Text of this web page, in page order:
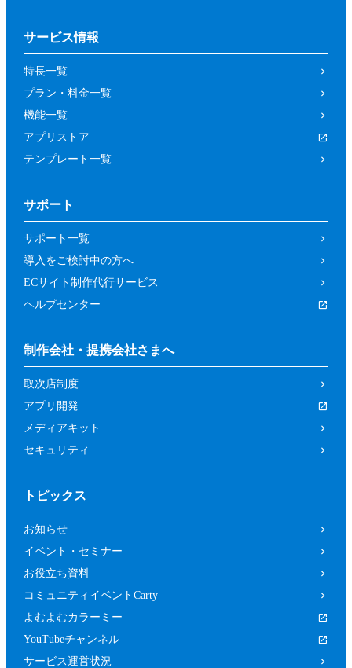
サービス情報
特長一覧
プラン・料金一覧
機能一覧
アプリストア
テンプレート一覧
サポート
サポート一覧
導入をご検討中の方へ
ECサイト制作代行サービス
ヘルプセンター
制作会社・提携会社さまへ
取次店制度
アプリ開発
メディアキット
セキュリティ
トピックス
お知らせ
イベント・セミナー
お役立ち資料
コミュニティイベントCarty
よむよむカラーミー
YouTubeチャンネル
サービス運営状況